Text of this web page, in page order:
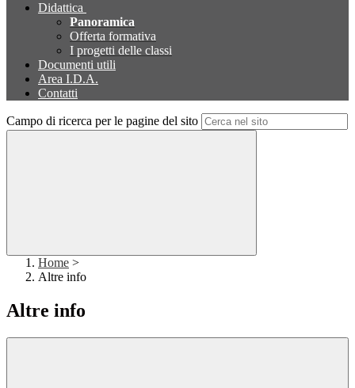
Didattica
Panoramica
Offerta formativa
I progetti delle classi
Documenti utili
Area I.D.A.
Contatti
Campo di ricerca per le pagine del sito
Home >
Altre info
Altre info